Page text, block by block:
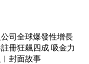
司全球爆發性增長
冊狂飆四成 吸金力
封面故事